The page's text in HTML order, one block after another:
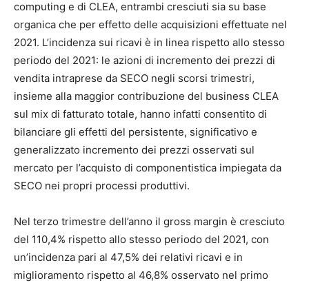
computing e di CLEA, entrambi cresciuti sia su base
organica che per effetto delle acquisizioni effettuate nel
2021. L’incidenza sui ricavi è in linea rispetto allo stesso
periodo del 2021: le azioni di incremento dei prezzi di
vendita intraprese da SECO negli scorsi trimestri,
insieme alla maggior contribuzione del business CLEA
sul mix di fatturato totale, hanno infatti consentito di
bilanciare gli effetti del persistente, significativo e
generalizzato incremento dei prezzi osservati sul
mercato per l’acquisto di componentistica impiegata da
SECO nei propri processi produttivi.
Nel terzo trimestre dell’anno il gross margin è cresciuto
del 110,4% rispetto allo stesso periodo del 2021, con
un’incidenza pari al 47,5% dei relativi ricavi e in
miglioramento rispetto al 46,8% osservato nel primo